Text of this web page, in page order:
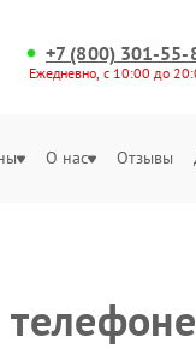
+7 (800) 301-55-
Ежедневно, с 10:00 до
О нас Отзывы